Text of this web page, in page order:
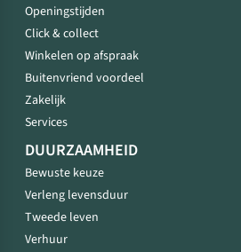
Openingstijden
Click & collect
Winkelen op afspraak
Buitenvriend voordeel
Zakelijk
Services
DUURZAAMHEID
Bewuste keuze
Verleng levensduur
Tweede leven
Verhuur